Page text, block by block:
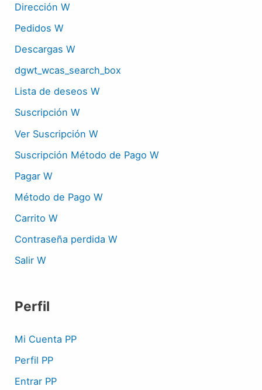
Dirección W
Pedidos W
Descargas W
dgwt_wcas_search_box
Lista de deseos W
Suscripción W
Ver Suscripción W
Suscripción Método de Pago W
Pagar W
Método de Pago W
Carrito W
Contraseña perdida W
Salir W
Perfil
Mi Cuenta PP
Perfil PP
Entrar PP